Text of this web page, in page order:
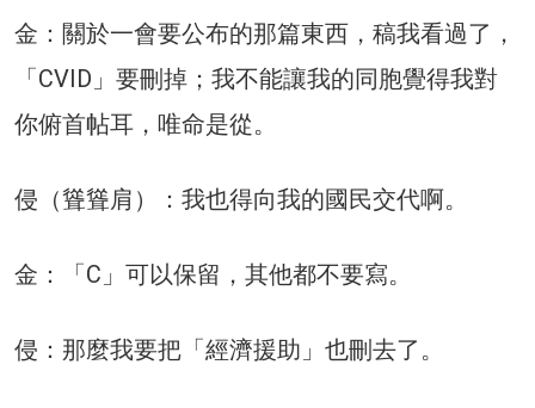
金：關於一會要公布的那篇東西，稿我看過了，
「CVID」要刪掉；我不能讓我的同胞覺得我對
你俯首帖耳，唯命是從。
侵（聳聳肩）：我也得向我的國民交代啊。
金：「C」可以保留，其他都不要寫。
侵：那麼我要把「經濟援助」也刪去了。